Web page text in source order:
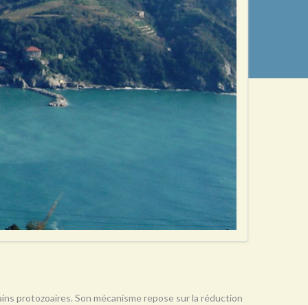
protozoaires. Son mécanisme repose sur la réduction